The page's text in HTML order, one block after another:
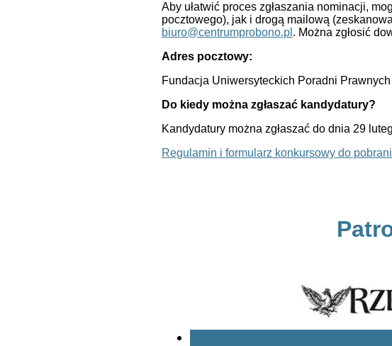
Aby ułatwić proces zgłaszania nominacji,
pocztowego), jak i drogą mailową
biuro@centrumprobono.pl . Można zgłosić
Adres pocztowy:
Fundacja Uniwersyteckich Poradni
Do kiedy można zgłaszać kandydatury?
Kandydatury można zgłaszać do dnia 29
Regulamin i formularz konkursowy do